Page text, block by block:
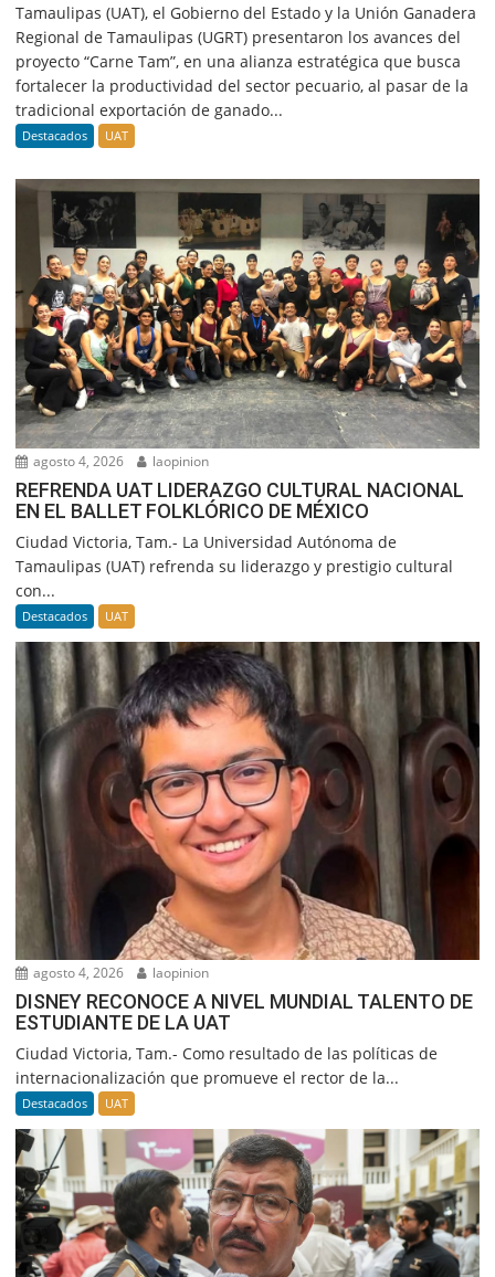
Tamaulipas (UAT), el Gobierno del Estado y la Unión Ganadera
Regional de Tamaulipas (UGRT) presentaron los avances del
proyecto “Carne Tam”, en una alianza estratégica que busca
fortalecer la productividad del sector pecuario, al pasar de la
tradicional exportación de ganado...
Destacados UAT
agosto 4, 2026 laopinion
REFRENDA UAT LIDERAZGO CULTURAL NACIONAL
EN EL BALLET FOLKLÓRICO DE MÉXICO
Ciudad Victoria, Tam.- La Universidad Autónoma de
Tamaulipas (UAT) refrenda su liderazgo y prestigio cultural
con...
Destacados UAT
agosto 4, 2026 laopinion
DISNEY RECONOCE A NIVEL MUNDIAL TALENTO DE
ESTUDIANTE DE LA UAT
Ciudad Victoria, Tam.- Como resultado de las políticas de
internacionalización que promueve el rector de la...
Destacados UAT